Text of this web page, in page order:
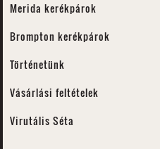
Merida kerékpárok
Brompton kerékpárok
Történetünk
Vásárlási feltételek
Virutális Séta